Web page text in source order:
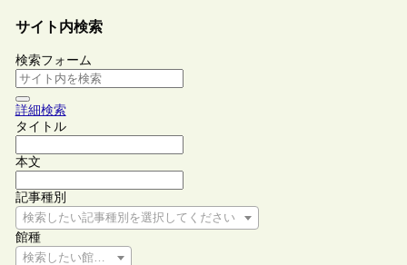
サイト内検索
検索フォーム
詳細検索
タイトル
本文
記事種別
検索したい記事種別を選択してください
館種
検索したい館種を選択してください